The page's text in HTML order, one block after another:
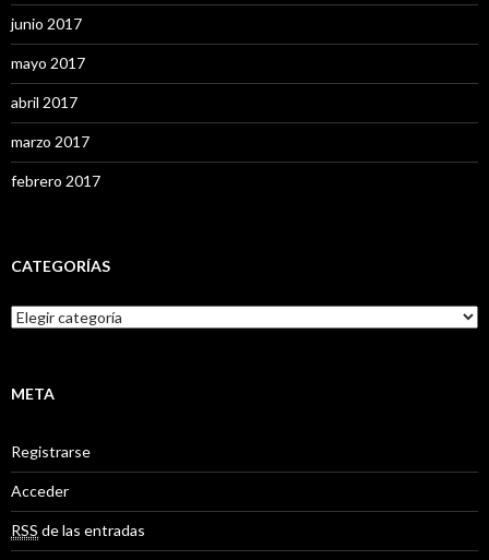
junio 2017
mayo 2017
abril 2017
marzo 2017
febrero 2017
CATEGORÍAS
C
a
g
í
a
s
META
Registrarse
Acceder
RSS de las entradas